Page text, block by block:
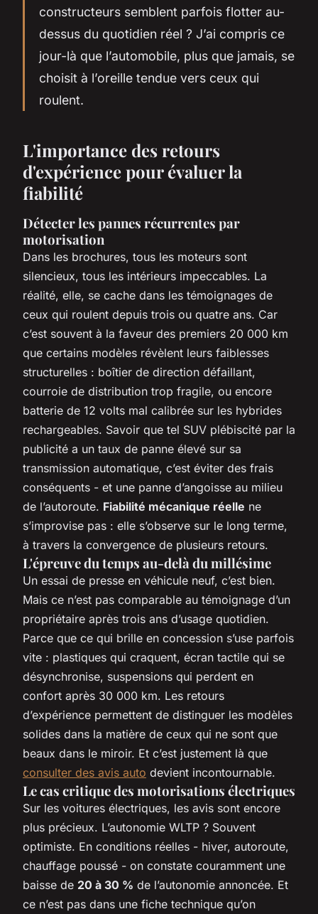
constructeurs semblent parfois flotter au-
dessus du quotidien réel ? J’ai compris ce
jour-là que l’automobile, plus que jamais, se
choisit à l’oreille tendue vers ceux qui
roulent.
L'importance des retours
d'expérience pour évaluer la
fiabilité
Détecter les pannes récurrentes par
motorisation
Dans les brochures, tous les moteurs sont
silencieux, tous les intérieurs impeccables. La
réalité, elle, se cache dans les témoignages de
ceux qui roulent depuis trois ou quatre ans. Car
c’est souvent à la faveur des premiers 20 000 km
que certains modèles révèlent leurs faiblesses
structurelles : boîtier de direction défaillant,
courroie de distribution trop fragile, ou encore
batterie de 12 volts mal calibrée sur les hybrides
rechargeables. Savoir que tel SUV plébiscité par la
publicité a un taux de panne élevé sur sa
transmission automatique, c’est éviter des frais
conséquents - et une panne d’angoisse au milieu
de l’autoroute. Fiabilité mécanique réelle ne
s’improvise pas : elle s’observe sur le long terme,
à travers la convergence de plusieurs retours.
L'épreuve du temps au-delà du millésime
Un essai de presse en véhicule neuf, c’est bien.
Mais ce n’est pas comparable au témoignage d’un
propriétaire après trois ans d’usage quotidien.
Parce que ce qui brille en concession s’use parfois
vite : plastiques qui craquent, écran tactile qui se
désynchronise, suspensions qui perdent en
confort après 30 000 km. Les retours
d’expérience permettent de distinguer les modèles
solides dans la matière de ceux qui ne sont que
beaux dans le miroir. Et c’est justement là que
consulter des avis auto devient incontournable.
Le cas critique des motorisations électriques
Sur les voitures électriques, les avis sont encore
plus précieux. L’autonomie WLTP ? Souvent
optimiste. En conditions réelles - hiver, autoroute,
chauffage poussé - on constate couramment une
baisse de 20 à 30 % de l’autonomie annoncée. Et
ce n’est pas dans une fiche technique qu’on